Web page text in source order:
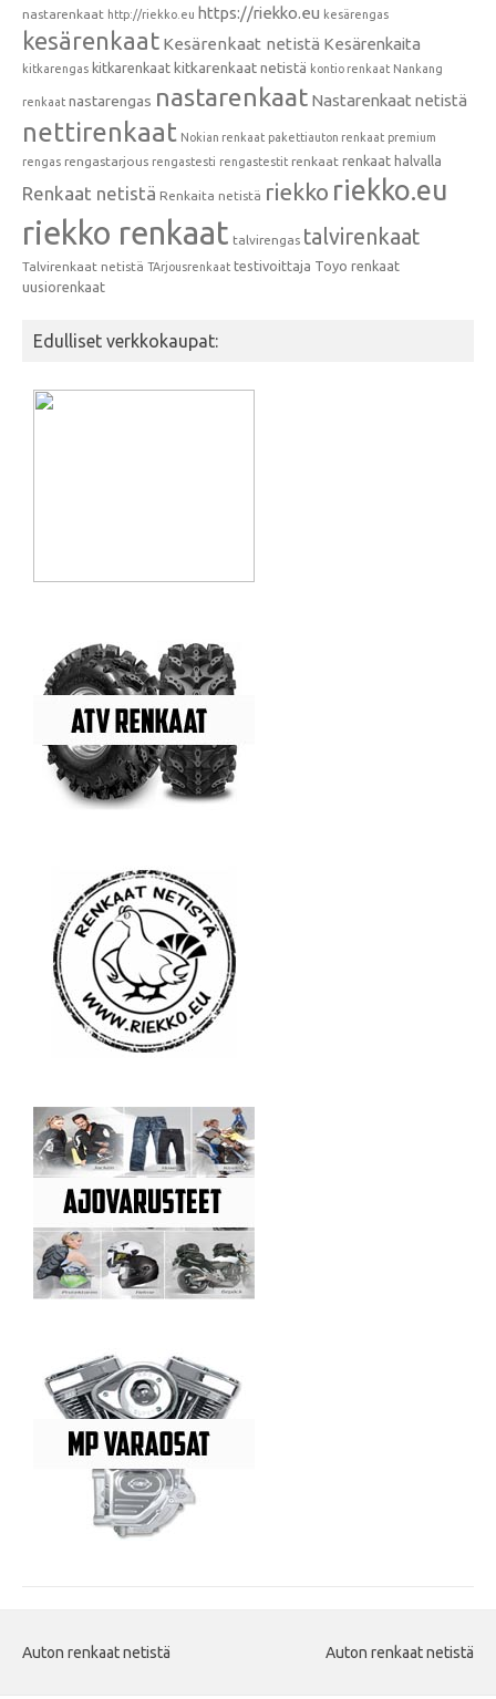
nastarenkaat http://riekko.eu https://riekko.eu kesärengas
kesärenkaat Kesärenkaat netistä Kesärenkaita
kitkarengas kitkarenkaat kitkarenkaat netistä kontio renkaat Nankang
renkaat nastarengas nastarenkaat Nastarenkaat netistä
nettirenkaat Nokian renkaat pakettiauton renkaat premium
rengas rengastarjous rengastesti rengastestit renkaat renkaat halvalla
Renkaat netistä Renkaita netistä riekko riekko.eu
riekko renkaat talvirengas talvirenkaat
Talvirenkaat netistä TArjousrenkaat testivoittaja Toyo renkaat
uusiorenkaat
Edulliset verkkokaupat:
Auton renkaat netistä Auton renkaat netistä